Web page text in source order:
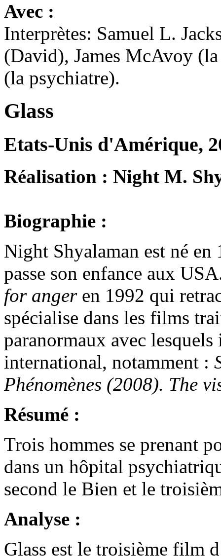
Avec :
Interprètes: Samuel L.
(David), James McAvoy (la
(la psychiatre).
Glass
Etats-Unis d'Amérique,
Réalisation : Night M.
Biographie :
Night Shyalaman est né
passe son enfance aux
for anger en 1992 qui
spécialise dans les films
paranormaux avec
international, notamment :
Phénomènes (2008). The
Résumé :
Trois hommes se prenant
dans un hôpital
second le Bien et le
Analyse :
Glass est le troisième film